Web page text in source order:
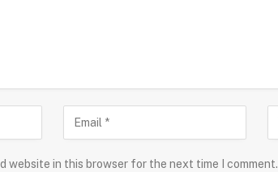
website in this browser for the next time I comment.